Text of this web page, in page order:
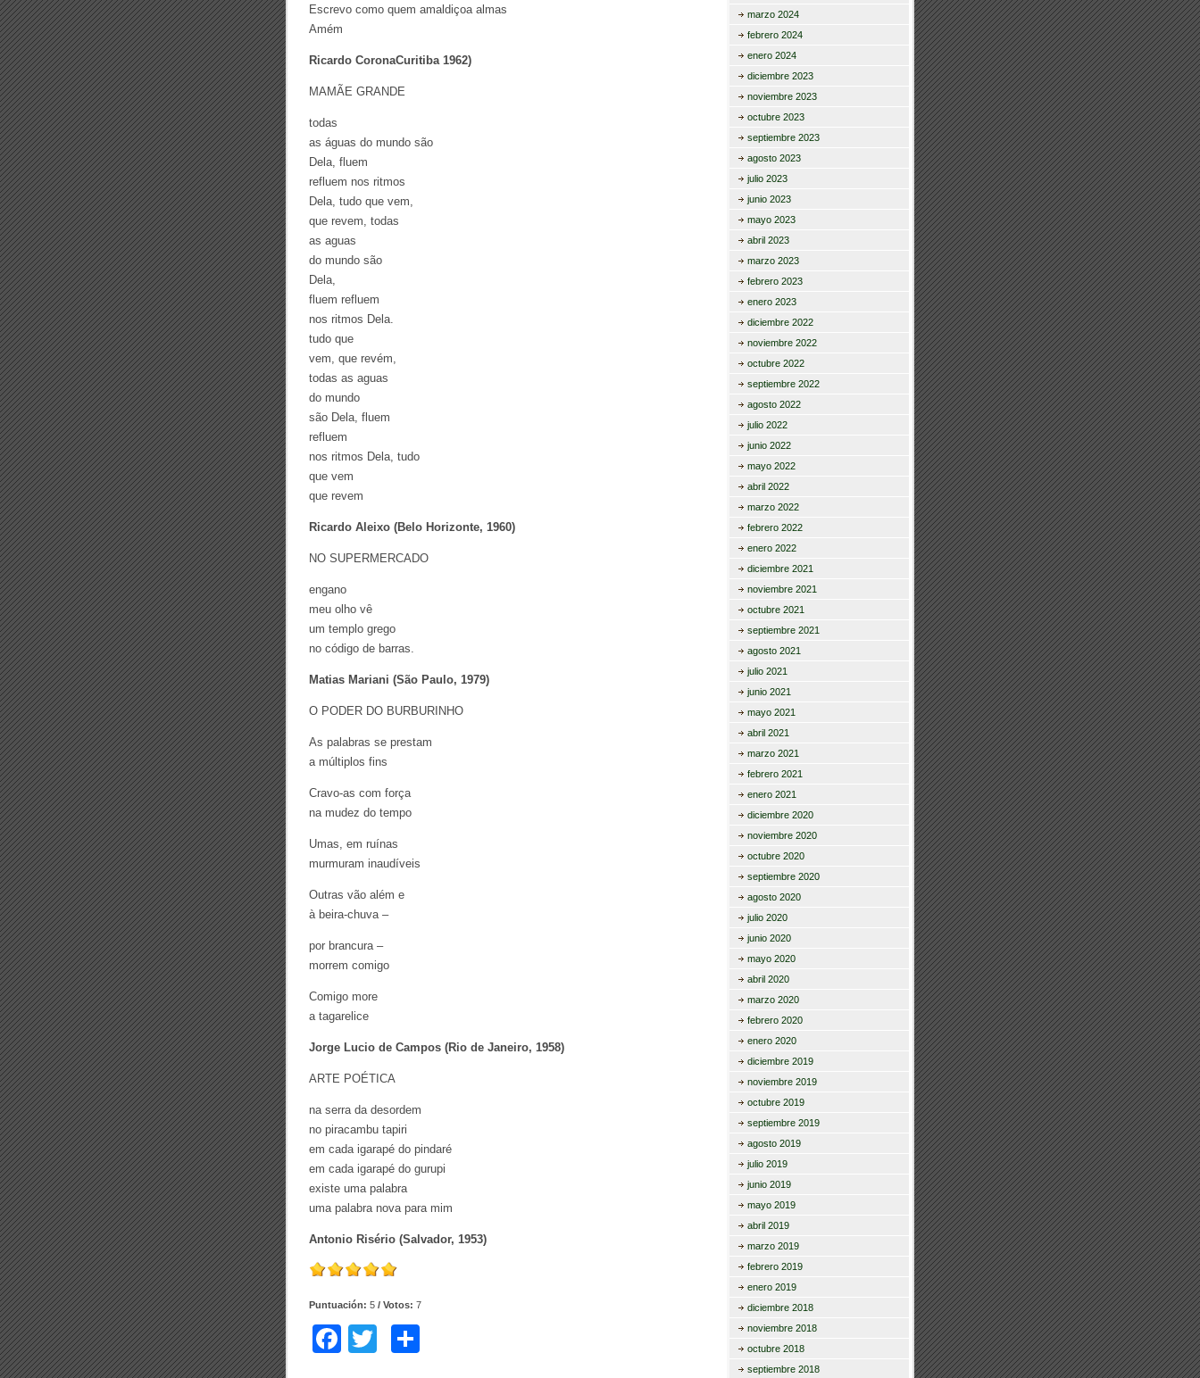
Escrevo como quem amaldiçoa almas
Amém
Ricardo CoronaCuritiba 1962)
MAMÃE GRANDE
todas
as águas do mundo são
Dela, fluem
refluem nos ritmos
Dela, tudo que vem,
que revem, todas
as aguas
do mundo são
Dela,
fluem refluem
nos ritmos Dela.
tudo que
vem, que revém,
todas as aguas
do mundo
são Dela, fluem
refluem
nos ritmos Dela, tudo
que vem
que revem
Ricardo Aleixo (Belo Horizonte, 1960)
NO SUPERMERCADO
engano
meu olho vȇ
um templo grego
no código de barras.
Matias Mariani (São Paulo, 1979)
O PODER DO BURBURINHO
As palabras se prestam
a múltiplos fins
Cravo-as com força
na mudez do tempo
Umas, em ruínas
murmuram inaudíveis
Outras vão além e
à beira-chuva –
por brancura –
morrem comigo
Comigo more
a tagarelice
Jorge Lucio de Campos (Rio de Janeiro, 1958)
ARTE POÉTICA
na serra da desordem
no piracambu tapiri
em cada igarapé do pindaré
em cada igarapé do gurupi
existe uma palabra
uma palabra nova para mim
Antonio Risério (Salvador, 1953)
Puntuación: 5 / Votos: 7
F
marzo 2024
febrero 2024
enero 2024
diciembre 2023
noviembre 2023
octubre 2023
septiembre 2023
agosto 2023
julio 2023
junio 2023
mayo 2023
abril 2023
marzo 2023
febrero 2023
enero 2023
diciembre 2022
noviembre 2022
octubre 2022
septiembre 2022
agosto 2022
julio 2022
junio 2022
mayo 2022
abril 2022
marzo 2022
febrero 2022
enero 2022
diciembre 2021
noviembre 2021
octubre 2021
septiembre 2021
agosto 2021
julio 2021
junio 2021
mayo 2021
abril 2021
marzo 2021
febrero 2021
enero 2021
diciembre 2020
noviembre 2020
octubre 2020
septiembre 2020
agosto 2020
julio 2020
junio 2020
mayo 2020
abril 2020
marzo 2020
febrero 2020
enero 2020
diciembre 2019
noviembre 2019
octubre 2019
septiembre 2019
agosto 2019
julio 2019
junio 2019
mayo 2019
abril 2019
marzo 2019
febrero 2019
enero 2019
diciembre 2018
noviembre 2018
octubre 2018
septiembre 2018